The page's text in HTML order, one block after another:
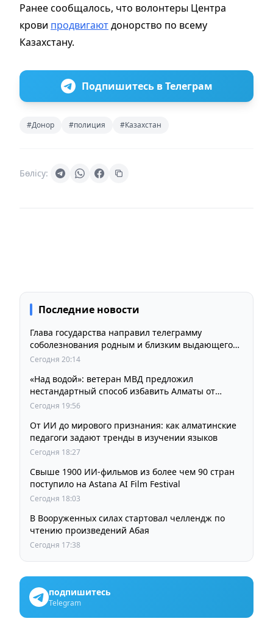
Ранее сообщалось, что волонтеры Центра
крови продвигаютдонорство по всему
Казахстану.
Подпишитесь в Телеграм
#Донор #полиция #Казахстан
Бөлісу:
Последние новости
Глава государства направил телеграмму
соболезнования родным и близким выдающегося
кинорежиссера Ардака Амиркулова
Сегодня 20:14
«Над водой»: ветеран МВД предложил
нестандартный способ избавить Алматы от
пробок и смога
Сегодня 19:56
От ИИ до мирового признания: как алматинские
педагоги задают тренды в изучении языков
Сегодня 18:27
Свыше 1900 ИИ-фильмов из более чем 90 стран
поступило на Astana AI Film Festival
Сегодня 18:03
В Вооруженных силах стартовал челлендж по
чтению произведений Абая
Сегодня 17:38
подпишитесь
Telegram